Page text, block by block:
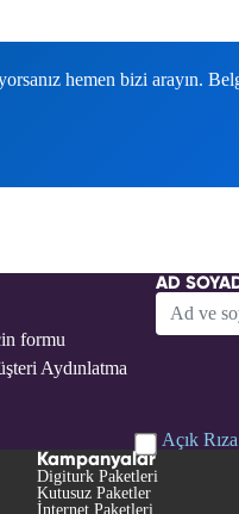
hemen bizi arayın.
formu
Aydınlatma
AD
Açık
Kampanyalar
Digiturk Paketleri
Kutusuz Paketler
İnternet Paketleri